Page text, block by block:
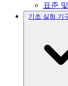
표준
기초 실험 기